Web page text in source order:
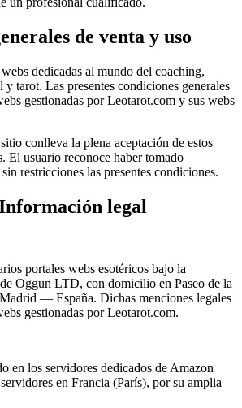
de venta y uso
dedicadas al mundo del coaching,
y tarot. Las presentes condiciones generales
gestionadas por Leotarot.com y sus webs
conlleva la plena aceptación de estos
El usuario reconoce haber tomado
restricciones las presentes condiciones.
legal
portales webs esotéricos bajo la
Oggun LTD, con domicilio en Paseo de la
— España. Dichas menciones legales
gestionadas por Leotarot.com.
en los servidores dedicados de Amazon
en Francia (París), por su amplia